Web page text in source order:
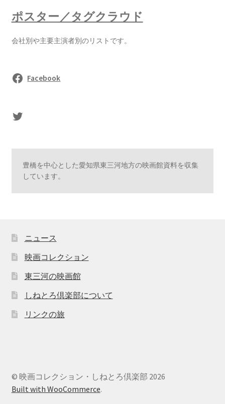
ポスター／タグクラウド
会社別や主要主演者別のリストです。
Facebook
sasaki's Twitter
豊橋を中心とした愛知県東三河地方の映画館資料を収集
しています。
ニュース
映画コレクション
東三河の映画館
しねとろ倶楽部について
リンクの旅
© 映画コレクション・しねとろ倶楽部 2026
Built with WooCommerce.